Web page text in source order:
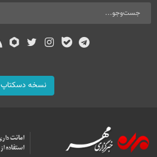
نسخه دسکتاپ